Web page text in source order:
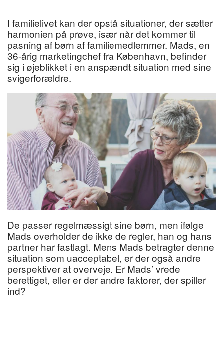
I familielivet kan der opstå situationer, der sætter
harmonien på prøve, især når det kommer til
pasning af børn af familiemedlemmer. Mads, en
36-årig marketingchef fra København, befinder
sig i øjeblikket i en anspændt situation med sine
svigerforældre.
De passer regelmæssigt sine børn, men ifølge
Mads overholder de ikke de regler, han og hans
partner har fastlagt. Mens Mads betragter denne
situation som uacceptabel, er der også andre
perspektiver at overveje. Er Mads’ vrede
berettiget, eller er der andre faktorer, der spiller
ind?